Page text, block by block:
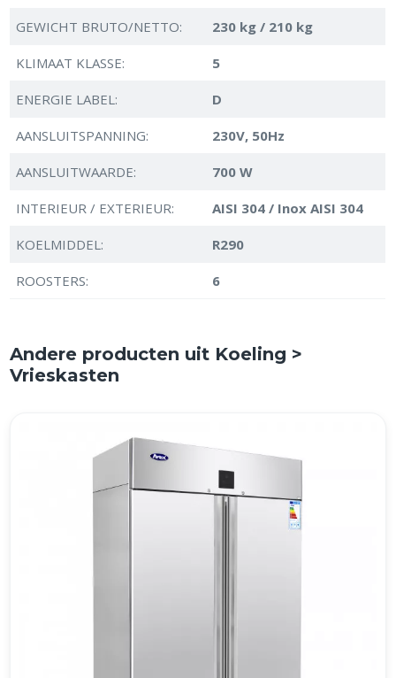
GEWICHT BRUTO/NETTO: 230 kg / 210 kg
KLIMAAT KLASSE: 5
ENERGIE LABEL: D
AANSLUITSPANNING: 230V, 50Hz
AANSLUITWAARDE: 700 W
INTERIEUR / EXTERIEUR: AISI 304 / Inox AISI 304
KOELMIDDEL: R290
ROOSTERS: 6
Andere producten uit Koeling >
Vrieskasten